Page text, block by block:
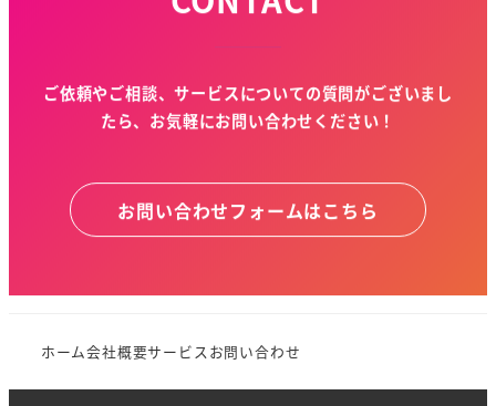
ご依頼やご相談、サービスについての質問がございまし
たら、お気軽にお問い合わせください！
お問い合わせフォームはこちら
ホーム会社概要サービス お問い合わせ